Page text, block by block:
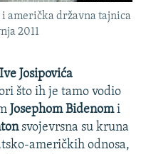
američka državna tajnica
2011
Ive Josipovića
što ih je tamo vodio
Josephom Bidenomi
svojevrsna su kruna
američkih odnosa,